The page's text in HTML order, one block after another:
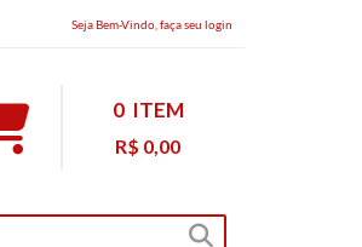
Seja Bem-Vindo, faça seu login
0 ITEM
R$ 0,00